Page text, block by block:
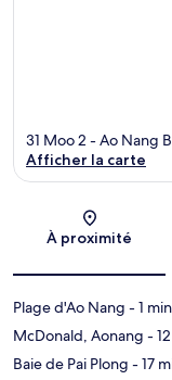
31 Moo 2 - Ao Nang
Afficher la carte
À proximité
Plage d'Ao Nang - 1
McDonald, Aonang -
Baie de Pai Plong - 17